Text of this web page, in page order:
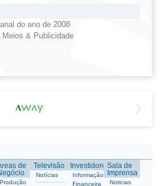
do ano de 2008
Meios & Publicidade
de
Produção
Televisão
Notícias
Investidores
Informação
Financeira
Sala de
Imprensa
Noticias